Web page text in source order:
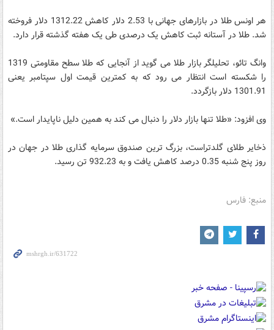
هر اونس طلا در بازارهای جهانی با 2.53 دلار کاهش 1312.22 دلار فروخته
شد. طلا در آستانه ثبت کاهش یک درصدی طی یک هفته گذشته قرار دارد.
وانگ تائو، تحلیلگر بازار طلا می گوید از آنجایی که طلا سطح مقاومتی 1319
را شکسته است انتظار می رود که به کمترین قیمت اول سپتامبر یعنی
1301.91 دلار بازگردد.
وی افزود: «طلا تنها بازار دلار را دنبال می کند به همین دلیل ناپایدار است.»
ذخایر طلای گلدتراست، بزرگ ترین صندوق سرمایه گذاری طلا در جهان در
روز پنج شنبه 0.35 درصد کاهش یافت و به 932.23 تن رسید.
منبع: فارس